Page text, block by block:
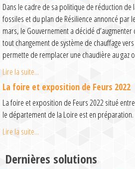
Dans le cadre de sa politique de réduction de
fossiles et du plan de Résilience annoncé par
mars, le Gouvernement a décidé
tout changement de système de chauffage
permette de remplacer une chaudière au gaz
Lire la suite...
La foire et exposition de Feurs 2022
La foire et exposition de Feurs 2022 situé
le département de la Loire est en préparation.
Lire la suite...
Dernières solutions